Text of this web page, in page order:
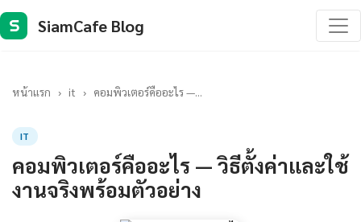
S SiamCafe Blog
หน้าแรก › it › คอมพิวเตอร์คืออะไร —...
IT
คอมพิวเตอร์คืออะไร — วิธีตั้งค่าและใช้
งานจริงพร้อมตัวอย่าง